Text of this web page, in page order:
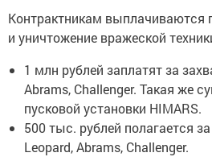
и уничтожение вражеской
Abrams, Challenger. Такая же
пусковой установки HIMARS.
500 тыс. рублей полагается за
Leopard, Abrams, Challenger.
300 тысяч рублей — за